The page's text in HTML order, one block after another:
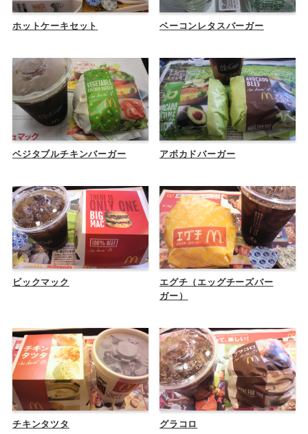
ホットケーキセット ベーコンレタスバーガー
ベジタブルチキンバーガー アボカドバーガー
ビックマック
エグチ（エッグチーズバー
ガー）
チキンタツタ グラコロ